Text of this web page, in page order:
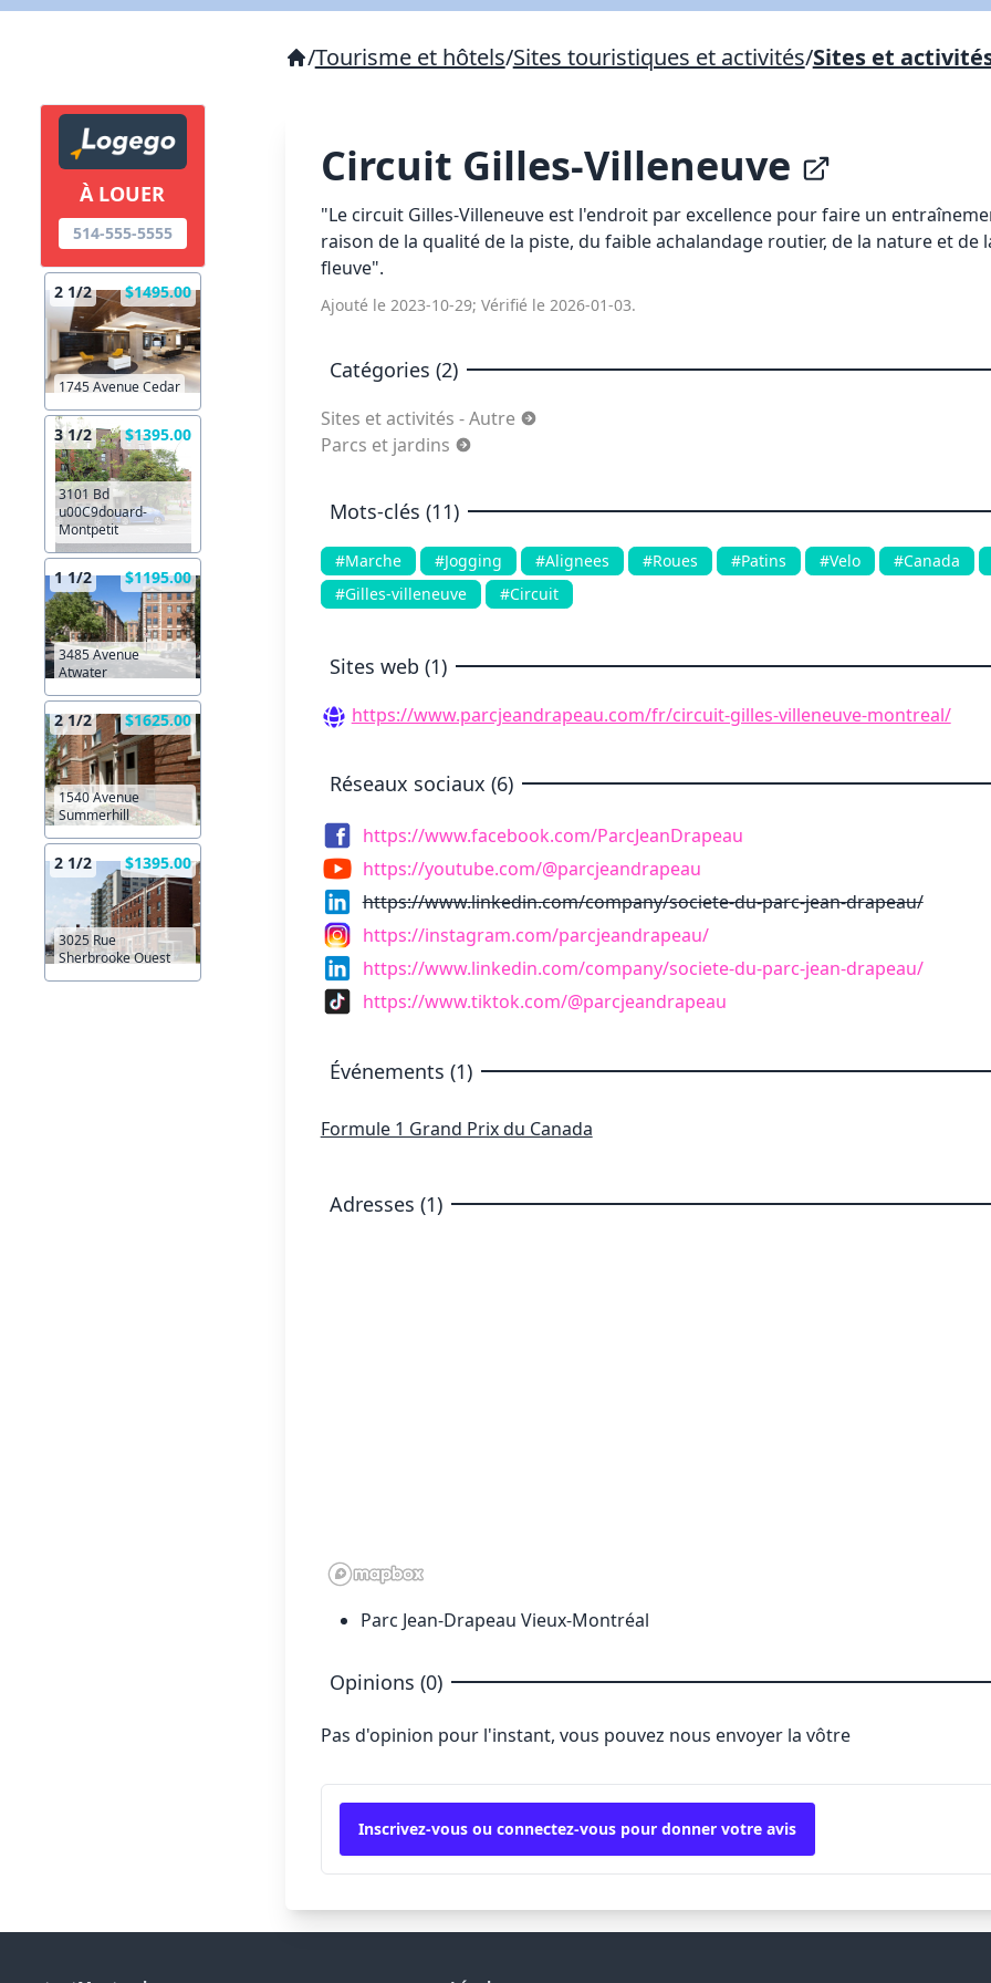
À LOUER
514-555-5555
2 1/2 $1495.00
1745 Avenue Cedar
3 1/2 $1395.00
3101 Bd
u00C9douard-
Montpetit
1 1/2 $1195.00
3485 Avenue
Atwater
2 1/2 $1625.00
1540 Avenue
Summerhill
2 1/2 $1395.00
3025 Rue
Sherbrooke Ouest
/Tourisme et hôtels/Sites touristiques et activités/Sites et
Circuit Gilles-Villeneuve
"Le circuit Gilles-Villeneuve est l'endroit par excellence pour faire un
raison de la qualité de la piste, du faible achalandage routier, de la nature et de
fleuve".
Ajouté le 2023-10-29; Vérifié le 2026-01-03.
Catégories (2)
Sites et activités - Autre
Parcs et jardins
Mots-clés (11)
#Marche #Jogging #Alignees #Roues #Patins #Velo #Canada
#Gilles-villeneuve
#Circuit
Sites web (1)
https://www.parcjeandrapeau.com/fr/circuit-gilles-villeneuve-montreal/
Réseaux sociaux (6)
https://www.facebook.com/ParcJeanDrapeau
https://youtube.com/@parcjeandrapeau
https://www.linkedin.com/company/societe-du-parc-jean-drapeau/
https://instagram.com/parcjeandrapeau/
https://www.linkedin.com/company/societe-du-parc-jean-drapeau/
https://www.tiktok.com/@parcjeandrapeau
Événements (1)
Formule 1 Grand Prix du Canada
Adresses (1)
Parc Jean-Drapeau Vieux-Montréal
Opinions (0)
Pas d'opinion pour l'instant, vous pouvez nous envoyer la vôtre
Inscrivez-vous ou connectez-vous pour donner votre avis
Lien vers inscription (sera inclus dans courriel)
X Fermer Envoyez